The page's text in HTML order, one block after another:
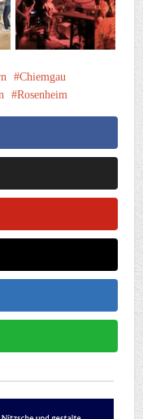
Chiemgau
Rosenheim